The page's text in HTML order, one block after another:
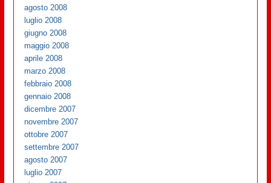
agosto 2008
luglio 2008
giugno 2008
maggio 2008
aprile 2008
marzo 2008
febbraio 2008
gennaio 2008
dicembre 2007
novembre 2007
ottobre 2007
settembre 2007
agosto 2007
luglio 2007